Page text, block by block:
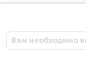
Вам необходимо